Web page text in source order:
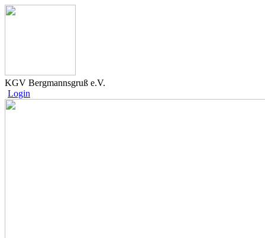
KGV Bergmannsgruß e.V.
Login